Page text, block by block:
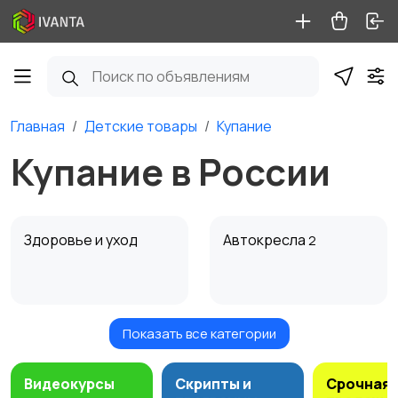
Главная Детские товары Купание
Купание в России
Здоровье и уход Автокресла 2
Игрушки и игры 11 Коляски
Показать все категории
Видеокурсы
Скрипты и
Срочная